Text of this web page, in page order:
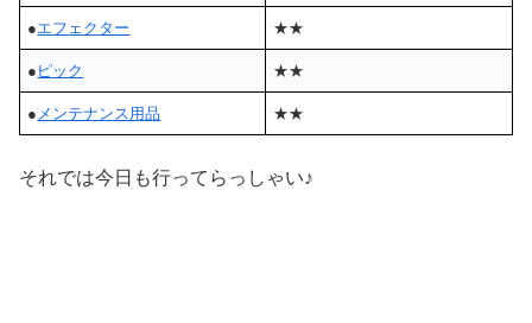
●エフェクター ★★
● ピック ★★
● メンテナンス用品 ★★
それでは今日も行ってらっしゃい♪